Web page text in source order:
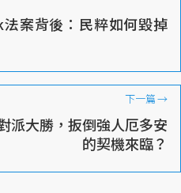
案背後：民粹如何毀掉
下一篇→
派大勝，扳倒強人厄多安
的契機來臨？